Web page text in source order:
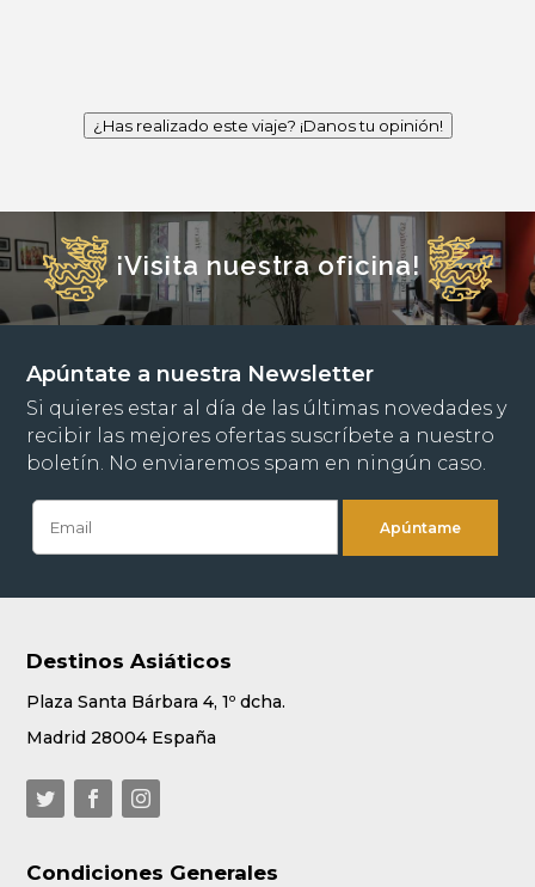
¿Has realizado este viaje? ¡Danos tu opinión!
¡Visita nuestra oficina!
Apúntate a nuestra Newsletter
Si quieres estar al día de las últimas novedades y
recibir las mejores ofertas suscríbete a nuestro
boletín. No enviaremos spam en ningún caso.
Destinos Asiáticos
Plaza Santa Bárbara 4, 1º dcha.
Madrid 28004 España
Condiciones Generales